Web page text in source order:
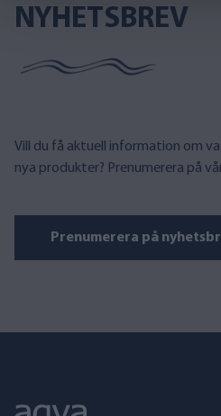
NYHETSBREV
Vill du få aktuell information om
nya produkter? Prenumerera på
Prenumerera på